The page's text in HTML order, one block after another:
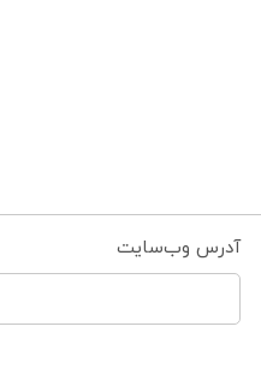
آدرس وب‌سایت